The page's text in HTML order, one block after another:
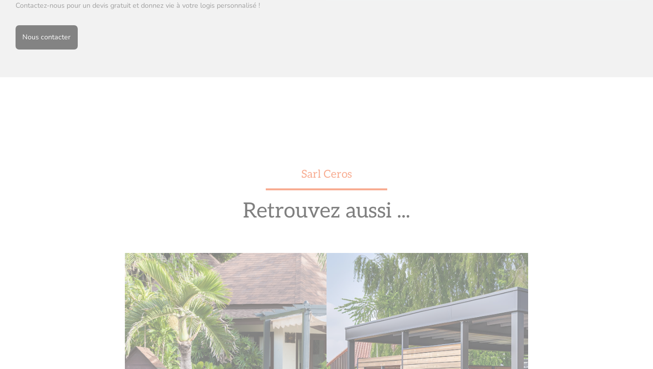
Contactez-nous pour un devis gratuit et donnez vie à votre logis personnalisé !
Nous contacter
Sarl Ceros
Retrouvez aussi ...